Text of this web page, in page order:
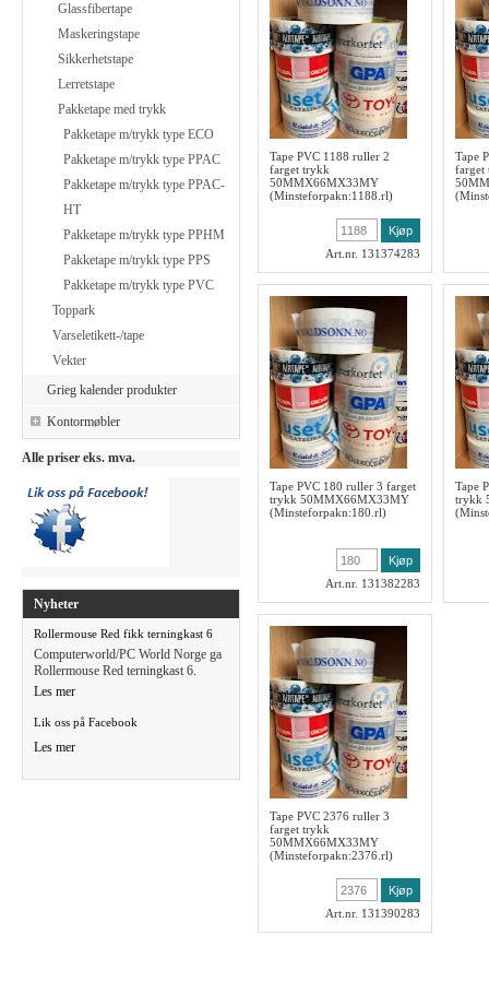
Glassfibertape
Maskeringstape
Sikkerhetstape
Lerretstape
Pakketape med trykk
Pakketape m/trykk type ECO
Pakketape m/trykk type PPAC
Pakketape m/trykk type PPAC-
HT
Pakketape m/trykk type PPHM
Pakketape m/trykk type PPS
Pakketape m/trykk type PVC
Toppark
Varseletikett-/tape
Vekter
Grieg kalender produkter
Kontormøbler
Alle priser eks. mva.
Nyheter
Rollermouse Red fikk terningkast 6
Computerworld/PC World Norge ga
Rollermouse Red terningkast 6.
Les mer
Lik oss på Facebook
Les mer
Tape PVC 1188 ruller 2
farget trykk
50MMX66MX33MY
(Minsteforpakn:1188.rl)
Art.nr. 131374283
Tape
farget
Tape PVC 180 ruller 3 farget
trykk 50MMX66MX33MY
(Minsteforpakn:180.rl)
Art.nr. 131382283
Tape
trykk
Tape PVC 2376 ruller 3
farget trykk
50MMX66MX33MY
(Minsteforpakn:2376.rl)
Art.nr. 131390283